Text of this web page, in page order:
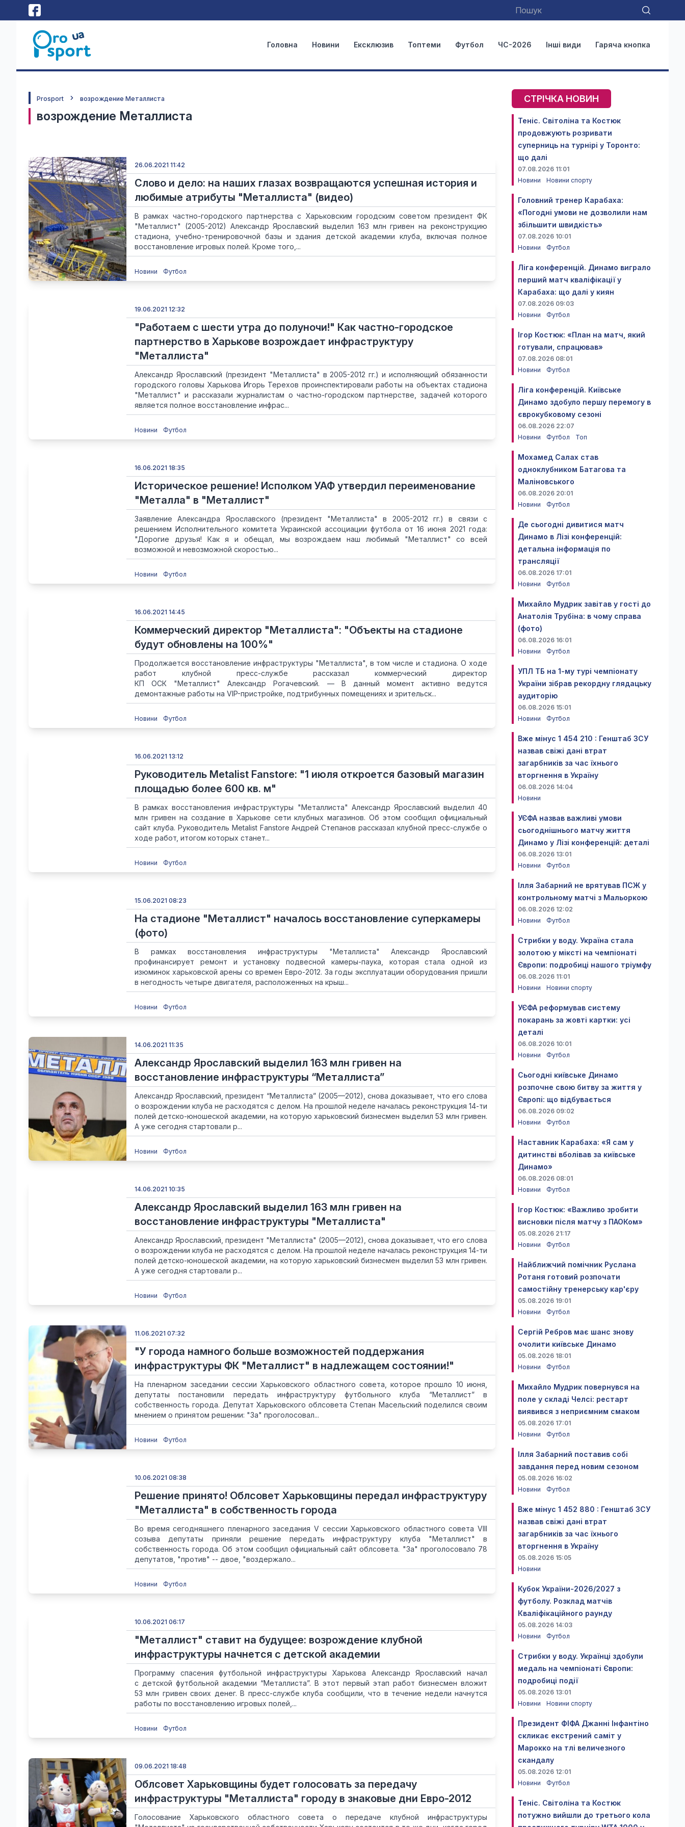
Головна Новини Ексклюзив Топтеми Футбол ЧС-2026 Інші види Гаряча кнопка
Prosport возрождение Металлиста
возрождение Металлиста
26.06.2021 11:42
Слово и дело: на наших глазах возвращаются успешная история и
любимые атрибуты "Металлиста" (видео)
В рамках частно-городского партнерства с Харьковским городским советом президент ФК
"Металлист" (2005-2012) Александр Ярославский выделил 163 млн гривен на реконструкцию
стадиона, учебно-тренировочной базы и здания детской академии клуба, включая полное
восстановление игровых полей. Кроме того,...
Новини Футбол
19.06.2021 12:32
"Работаем с шести утра до полуночи!" Как частно-городское
партнерство в Харькове возрождает инфраструктуру
"Металлиста"
Александр Ярославский (президент "Металлиста" в 2005-2012 гг.) и исполняющий обязанности
городского головы Харькова Игорь Терехов проинспектировали работы на объектах стадиона
"Металлист" и рассказали журналистам о частно-городском партнерстве, задачей которого
является полное восстановление инфрас...
Новини Футбол
16.06.2021 18:35
Историческое решение! Исполком УАФ утвердил переименование
"Металла" в "Металлист"
Заявление Александра Ярославского (президент "Металлиста" в 2005-2012 гг.) в связи с
решением Исполнительного комитета Украинской ассоциации футбола от 16 июня 2021 года:
"Дорогие друзья! Как я и обещал, мы возрождаем наш любимый "Металлист" со всей
возможной и невозможной скоростью...
Новини Футбол
16.06.2021 14:45
Коммерческий директор "Металлиста": "Объекты на стадионе
будут обновлены на 100%"
Продолжается восстановление инфраструктуры "Металлиста", в том числе и стадиона. О ходе
работ клубной пресс-службе рассказал коммерческий директор
КП ОСК "Металлист" Александр Рогачевский. — В данный момент активно ведутся
демонтажные работы на VIP-пристройке, подтрибунных помещениях и зрительск...
Новини Футбол
16.06.2021 13:12
Руководитель Metalist Fanstore: "1 июля откроется базовый магазин
площадью более 600 кв. м"
В рамках восстановления инфраструктуры "Металлиста" Александр Ярославский выделил 40
млн гривен на создание в Харькове сети клубных магазинов. Об этом сообщил официальный
сайт клуба. Руководитель Metalist Fanstore Андрей Степанов рассказал клубной пресс-службе о
ходе работ, итогом которых станет...
Новини Футбол
15.06.2021 08:23
На стадионе "Металлист" началось восстановление суперкамеры
(фото)
В рамках восстановления инфраструктуры "Металлиста" Александр Ярославский
профинансирует ремонт и установку подвесной камеры-паука, которая стала одной из
изюминок харьковской арены со времен Евро-2012. За годы эксплуатации оборудования пришли
в негодность четыре двигателя, расположенных на крыш...
Новини Футбол
14.06.2021 11:35
Александр Ярославский выделил 163 млн гривен на
восстановление инфраструктуры “Металлиста”
Александр Ярославский, президент “Металлиста” (2005—2012), снова доказывает, что его слова
о возрождении клуба не расходятся с делом. На прошлой неделе началась реконструкция 14-ти
полей детско-юношеской академии, на которую харьковский бизнесмен выделил 53 млн гривен.
А уже сегодня стартовали р...
Новини Футбол
14.06.2021 10:35
Александр Ярославский выделил 163 млн гривен на
восстановление инфраструктуры "Металлиста"
Александр Ярославский, президент "Металлиста" (2005—2012), снова доказывает, что его слова
о возрождении клуба не расходятся с делом. На прошлой неделе началась реконструкция 14-ти
полей детско-юношеской академии, на которую харьковский бизнесмен выделил 53 млн гривен.
А уже сегодня стартовали р...
Новини Футбол
11.06.2021 07:32
"У города намного больше возможностей поддержания
инфраструктуры ФК "Металлист" в надлежащем состоянии!"
На пленарном заседании сессии Харьковского областного совета, которое прошло 10 июня,
депутаты постановили передать инфраструктуру футбольного клуба “Металлист” в
собственность города. Депутат Харьковского облсовета Степан Масельский поделился своим
мнением о принятом решении: "За" проголосовал...
Новини Футбол
10.06.2021 08:38
Решение принято! Облсовет Харьковщины передал инфраструктуру
"Металлиста" в собственность города
Во время сегодняшнего пленарного заседания V сессии Харьковского областного совета VIII
созыва депутаты приняли решение передать инфраструктуру клуба "Металлист" в
собственность города. Об этом сообщил официальный сайт облсовета. "За" проголосовало 78
депутатов, "против" -- двое, "воздержало...
Новини Футбол
10.06.2021 06:17
"Металлист" ставит на будущее: возрождение клубной
инфраструктуры начнется с детской академии
Программу спасения футбольной инфраструктуры Харькова Александр Ярославский начал
с детской футбольной академии “Металлиста”. В этот первый этап работ бизнесмен вложит
53 млн гривен своих денег. В пресс-службе клуба сообщили, что в течение недели начнутся
работы по восстановлению игровых полей,...
Новини Футбол
09.06.2021 18:48
Облсовет Харьковщины будет голосовать за передачу
инфраструктуры "Металлиста" городу в знаковые дни Евро-2012
Голосование Харьковского областного совета о передаче клубной инфраструктуры
СТРІЧКА НОВИН
Теніс. Світоліна та Костюк
продовжують розривати
суперниць на турнірі у Торонто:
що далі
07.08.2026 11:01
Новини
Новини спорту
Головний тренер Карабаха:
«Погодні умови не дозволили нам
збільшити швидкість»
07.08.2026 10:01
Новини
Футбол
Ліга конференцій. Динамо виграло
перший матч кваліфікації у
Карабаха: що далі у киян
07.08.2026 09:03
Новини
Футбол
Ігор Костюк: «План на матч, який
готували, спрацював»
07.08.2026 08:01
Новини
Футбол
Ліга конференцій. Київське
Динамо здобуло першу перемогу в
єврокубковому сезоні
06.08.2026 22:07
Новини
Футбол Топ
Мохамед Салах став
одноклубником Батагова та
Маліновського
06.08.2026 20:01
Новини
Футбол
Де сьогодні дивитися матч
Динамо в Лізі конференцій:
детальна інформація по
трансляції
06.08.2026 17:01
Новини
Футбол
Михайло Мудрик завітав у гості до
Анатолія Трубіна: в чому справа
(фото)
06.08.2026 16:01
Новини
Футбол
УПЛ ТБ на 1-му турі чемпіонату
України зібрав рекордну глядацьку
аудиторію
06.08.2026 15:01
Новини
Футбол
Вже мінус 1 454 210 : Генштаб ЗСУ
назвав свіжі дані втрат
загарбників за час їхнього
вторгнення в Україну
06.08.2026 14:04
Новини
УЄФА назвав важливі умови
сьогоднішнього матчу життя
Динамо у Лізі конференцій: деталі
06.08.2026 13:01
Новини
Футбол
Ілля Забарний не врятував ПСЖ у
контрольному матчі з Мальоркою
06.08.2026 12:02
Новини
Футбол
Стрибки у воду. Україна стала
золотою у міксті на чемпіонаті
Європи: подробиці нашого тріумфу
06.08.2026 11:01
Новини
Новини спорту
УЄФА реформував систему
покарань за жовті картки: усі
деталі
06.08.2026 10:01
Новини
Футбол
Сьогодні київське Динамо
розпочне свою битву за життя у
Європі: що відбувається
06.08.2026 09:02
Новини
Футбол
Наставник Карабаха: «Я сам у
дитинстві вболівав за київське
Динамо»
06.08.2026 08:01
Новини
Футбол
Ігор Костюк: «Важливо зробити
висновки після матчу з ПАОКом»
05.08.2026 21:17
Новини
Футбол
Найближчий помічник Руслана
Ротаня готовий розпочати
самостійну тренерську кар'єру
05.08.2026 19:01
Новини
Футбол
Сергій Ребров має шанс знову
очолити київське Динамо
05.08.2026 18:01
Новини
Футбол
Михайло Мудрик повернувся на
поле у складі Челсі: рестарт
виявився з неприємним смаком
05.08.2026 17:01
Новини
Футбол
Ілля Забарний поставив собі
завдання перед новим сезоном
05.08.2026 16:02
Новини
Футбол
Вже мінус 1 452 880 : Генштаб ЗСУ
назвав свіжі дані втрат
загарбників за час їхнього
вторгнення в Україну
05.08.2026 15:05
Новини
Кубок України-2026/2027 з
футболу. Розклад матчів
Кваліфікаційного раунду
05.08.2026 14:03
Новини
Футбол
Стрибки у воду. Українці здобули
медаль на чемпіонаті Європи:
подробиці події
05.08.2026 13:01
Новини
Новини спорту
Президент ФІФА Джанні Інфантіно
скликає екстрений саміт у
Марокко на тлі величезного
скандалу
05.08.2026 12:01
Новини
Футбол
Теніс. Світоліна та Костюк
потужно вийшли до третього кола